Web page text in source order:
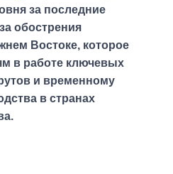
за последние
обострения
Востоке, которое
в работе ключевых
и временному
в странах